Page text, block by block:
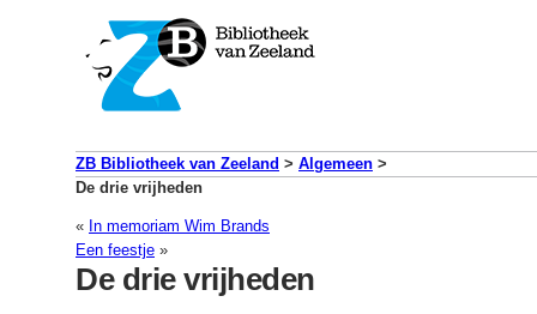
ZB Bibliotheek van Zeeland > Algemeen >
De drie vrijheden
« In memoriam Wim Brands
Een feestje »
De drie vrijheden